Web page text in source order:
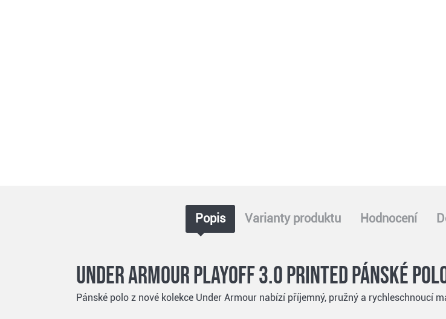
Popis Varianty produktu Hodnocení
Under Armour Playoff 3.0 Printed pánské
Pánské polo z nové kolekce Under Armour nabízí příjemný, pružný a rychleschnoucí